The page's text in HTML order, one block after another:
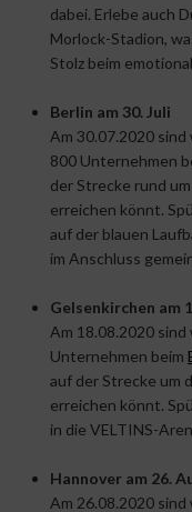
dabei. Erlebe auch
Morlock-Stadion,
Stolz beim
Berlin am 30. Juli
Am 30.07.2020
800 Unternehmen
der Strecke rund
erreichen könnt.
auf der blauen
im Anschluss
Gelsenkirchen am
Am 18.08.2020
Unternehmen beim
auf der Strecke um
erreichen könnt.
in die VELTINS-
Hannover am 26.
Am 26.08.2020